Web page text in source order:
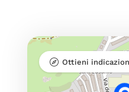
Ottieni